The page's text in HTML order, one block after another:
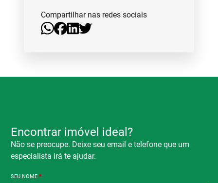
Compartilhar nas redes sociais
Encontrar imóvel ideal?
Não se preocupe. Deixe seu email e telefone que um
especialista irá te ajudar.
SEU NOME*